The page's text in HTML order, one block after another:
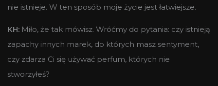
nie istnieje. W ten sposób moje życie jest łatwiejsze.
KH: Miło, że tak mówisz. Wróćmy do pytania: czy istnieją
zapachy innych marek, do których masz sentyment,
czy zdarza Ci się używać perfum, których nie
stworzyłeś?